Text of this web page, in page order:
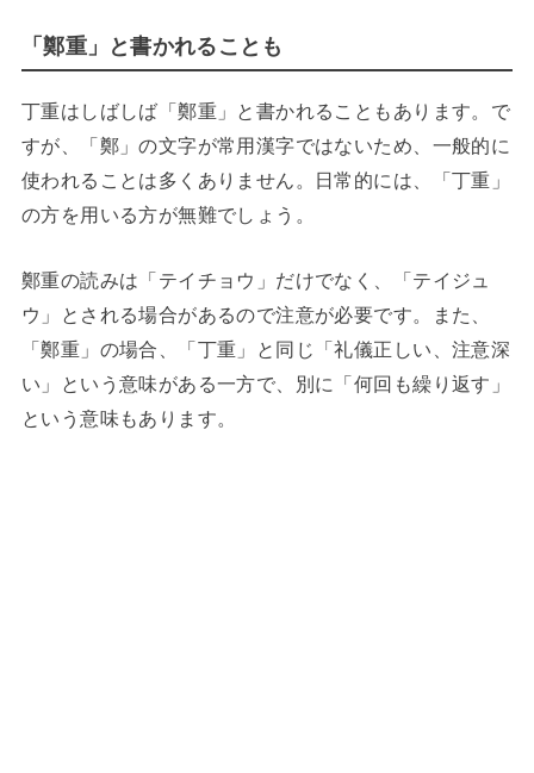
「鄭重」と書かれることも
丁重はしばしば「鄭重」と書かれることもあります。で
すが、「鄭」の文字が常用漢字ではないため、一般的に
使われることは多くありません。日常的には、「丁重」
の方を用いる方が無難でしょう。
鄭重の読みは「テイチョウ」だけでなく、「テイジュ
ウ」とされる場合があるので注意が必要です。また、
「鄭重」の場合、「丁重」と同じ「礼儀正しい、注意深
い」という意味がある一方で、別に「何回も繰り返す」
という意味もあります。